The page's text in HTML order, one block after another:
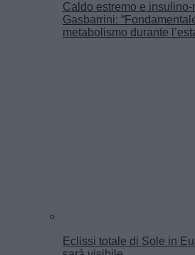
Caldo estremo e insulino-
Gasbarrini:
metabolismo durante
Eclissi totale di Sole in